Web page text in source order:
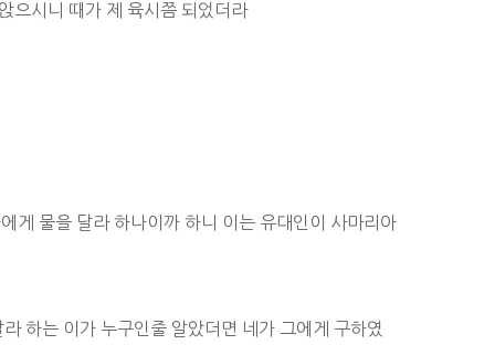
으시니 때가 제 육시쯤 되었더라
게 물을 달라 하나이까 하니 이는 유대인이 사마리아
하는 이가 누구인줄 알았더면 네가 그에게 구하였